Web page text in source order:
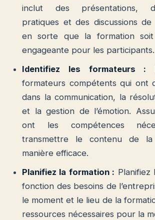
inclut des présentations,
pratiques et des discussions de
en sorte que la formation
engageante pour les participants.
Identifiez les formateurs :
formateurs compétents qui ont
dans la communication, la
et la gestion de l’émotion.
ont les compétences
transmettre le contenu de
manière efficace.
Planifiez la formation : Planifiez
fonction des besoins de
le moment et le lieu de la
ressources nécessaires pour la